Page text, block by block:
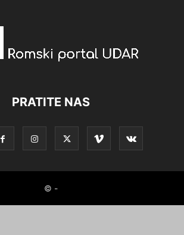
PRATITE NAS
© -